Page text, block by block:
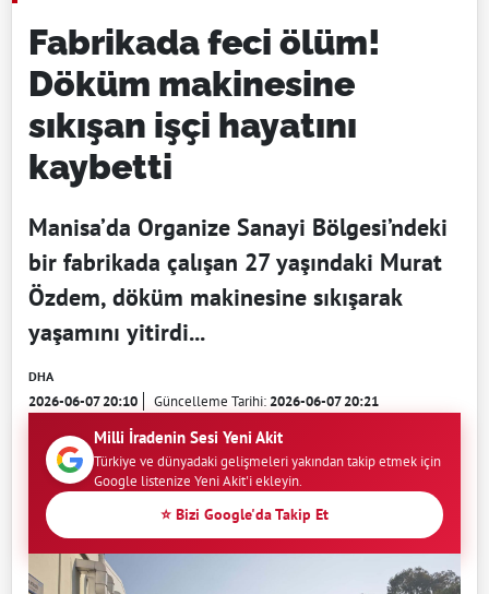
Fabrikada feci ölüm!
Döküm makinesine
sıkışan işçi hayatını
kaybetti
Manisa’da Organize Sanayi Bölgesi’ndeki
bir fabrikada çalışan 27 yaşındaki Murat
Özdem, döküm makinesine sıkışarak
yaşamını yitirdi...
DHA
2026-06-07 20:10 Güncelleme Tarihi:2026-06-07 20:21
Milli İradenin Sesi Yeni Akit
Türkiye ve dünyadaki gelişmeleri yakından takip etmek için
Google listenize Yeni Akit'i ekleyin.
⭐ Bizi Google'da Takip Et